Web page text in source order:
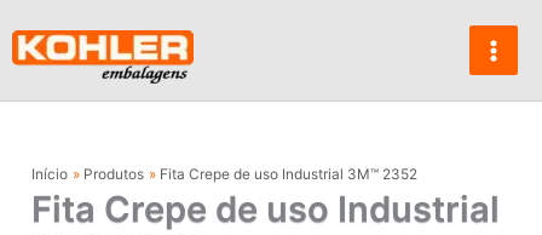
para
conteúdo
Início Produtos Fita Crepe de uso Industrial 3M™ 2352
Fita Crepe de uso Industrial